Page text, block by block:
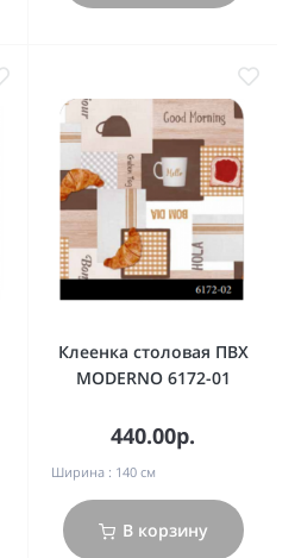
Клеенка столовая ПВХ
MODERNO 6172-01
440.00р.
Ширина : 140 см
В корзину